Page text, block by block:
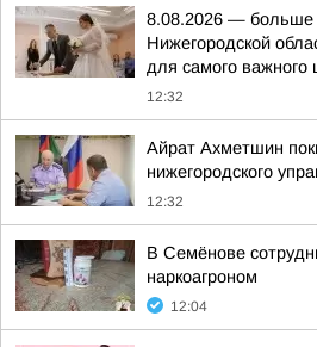
8.08.2026 — больше
Нижегородской
для самого важного
12:32
Айрат Ахметшин
нижегородского
12:32
В Семёнове
наркоагроном
12:04